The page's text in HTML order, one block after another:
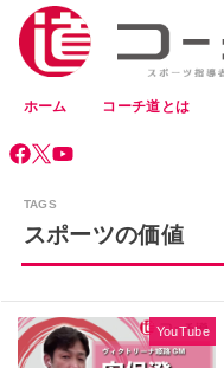
ホーム コーチ道とは
スポーツの価値
YouTube